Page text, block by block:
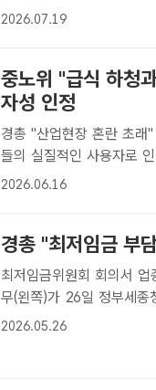
대국민 인식조사'에 따르
2026.07.19
중노위 "급식 하청
자성 인정
경총 "산업현장 혼란 초래" 우려 중앙노동위원회가 한화오션을
들의 실질적인 사용자로
길 것이라는 우려가 나온
2026.06.16
경총 "최저임금 부
최저임금위원회 회의서 업종별 구
무(왼쪽)가 26일 정부세종
류기섭 한국노총 사무총장
2026.05.26